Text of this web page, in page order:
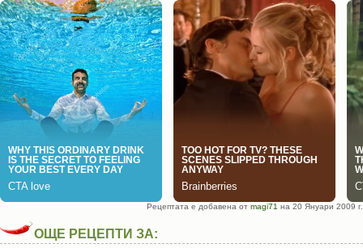
Рецептата е добавена от magi71 на 20 Януари 2009 г.
ОЩЕ РЕЦЕПТИ ЗА: